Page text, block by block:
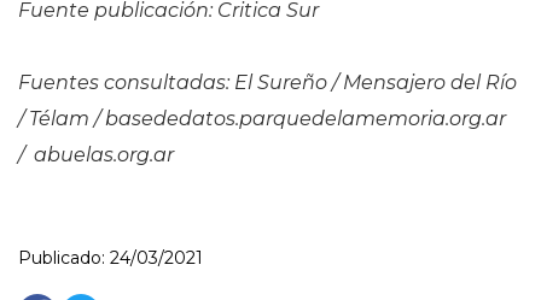
Fuente publicación: Critica Sur
Fuentes consultadas: El Sureño / Mensajero del Río
/ Télam / basededatos.parquedelamemoria.org.ar
/ abuelas.org.ar
Publicado: 24/03/2021